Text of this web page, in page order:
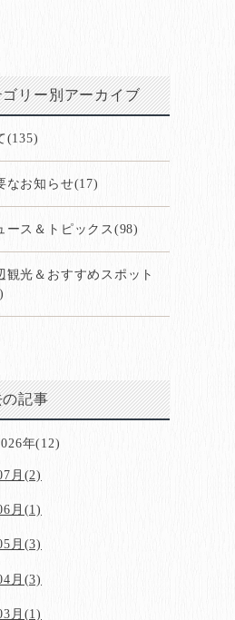
ゴリー別アーカイブ
(135)
なお知らせ(17)
ース＆トピックス(98)
観光＆おすすめスポット
記事
年(12)
月(2)
月(1)
月(3)
月(3)
月(1)